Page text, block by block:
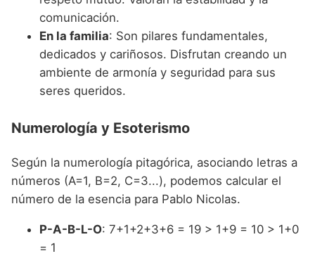
comunicación.
En la familia: Son pilares fundamentales,
dedicados y cariñosos. Disfrutan creando un
ambiente de armonía y seguridad para sus
seres queridos.
Numerología y Esoterismo
Según la numerología pitagórica, asociando letras a
números (A=1, B=2, C=3...), podemos calcular el
número de la esencia para Pablo Nicolas.
P-A-B-L-O: 7+1+2+3+6 = 19 > 1+9 = 10 > 1+0
= 1